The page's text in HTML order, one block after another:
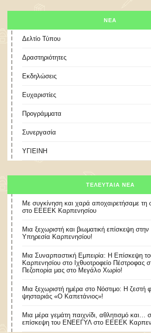
ΝΕΑ
Δελτίο Τύπου
Δραστηριότητες
Εκδηλώσεις
Ευχαριστίες
Προγράμματα
Συνεργασία
ΥΓΙΕΙΝΗ
ΤΕΛΕΥΤΑΊΑ ΝΈΑ
Με συγκίνηση και χαρά αποχαιρετήσαμε τη
στο ΕΕΕΕΚ Καρπενησίου
Μια ξεχωριστή και βιωματική επίσκεψη
Υπηρεσία Καρπενησίου!
Μια Συναρπαστική Εμπειρία: Η Επίσκεψη
Καρπενησίου στο Ιχθυοτροφείο Πέστροφας
Πεζοπορία μας στο Μεγάλο Χωρίο!
​Μια ξεχωριστή ημέρα στο Νόστιμο: Η ζεστή
ψησταριάς «Ο Καπετάνιος»!
Μια μέρα γεμάτη παιχνίδι, αθλητισμό και…
επίσκεψη του ΕΝΕΕΓΥΛ στο ΕΕΕΕΚ